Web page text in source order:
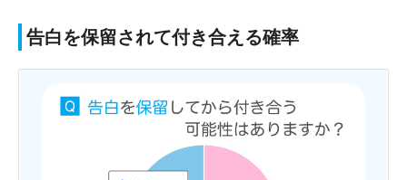
告白を保留されて付き合える確率